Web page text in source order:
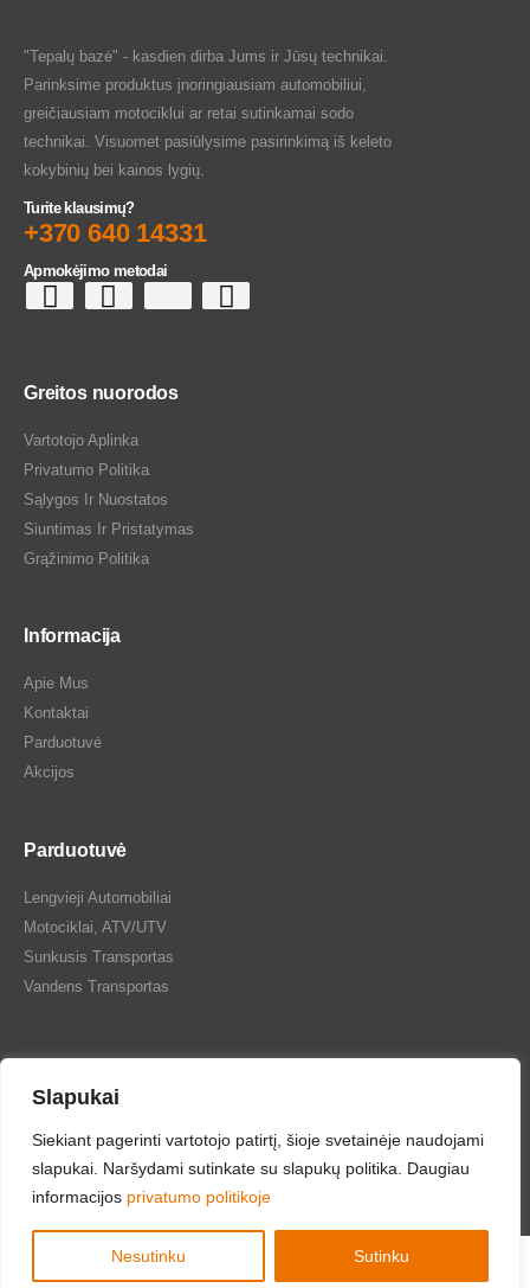
Slapukai
Siekiant pagerinti vartotojo patirtį, šioje svetainėje naudojami
slapukai. Naršydami sutinkate su slapukų politika. Daugiau
informacijos privatumo politikoje
Nesutinku Sutinku
"Tepalų bazė" - kasdien dirba Jums ir Jūsų technikai.
Parinksime produktus įnoringiausiam automobiliui,
greičiausiam motociklui ar retai sutinkamai sodo
technikai. Visuomet pasiūlysime pasirinkimą iš keleto
kokybinių bei kainos lygių.
Turite klausimų?
+370 640 14331
Apmokėjimo metodai
Greitos nuorodos
Vartotojo Aplinka
Privatumo Politika
Sąlygos Ir Nuostatos
Siuntimas Ir Pristatymas
Grąžinimo Politika
Informacija
Apie Mus
Kontaktai
Parduotuvė
Akcijos
Parduotuvė
Lengvieji Automobiliai
Motociklai, ATV/UTV
Sunkusis Transportas
Vandens Transportas
Tepalų Bazė © 2024 Visos teisės saugomos